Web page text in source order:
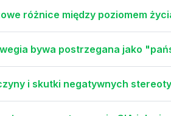
różnice między poziomem
bywa postrzegana jako
i skutki negatywnych